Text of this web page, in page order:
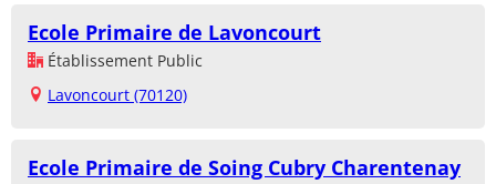
Ecole Primaire de Lavoncourt
Établissement Public
Lavoncourt (70120)
Ecole Primaire de Soing Cubry Charentenay